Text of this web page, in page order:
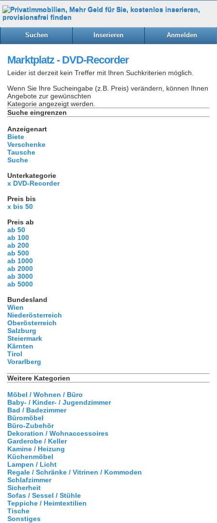
Suchen Inserieren Anmelden
Marktplatz - DVD-Recorder
Leider ist derzeit kein Treffer mit Ihren Suchkriterien möglich.
Wenn Sie Ihre Sucheingabe (z.B. Preis) verändern, können Ihnen
Angebote zur gewünschten
Kategorie angezeigt werden.
Suche eingrenzen
Anzeigenart
Biete
Verschenke
Tausche
Suche
Unterkategorie
x DVD-Recorder
Preis bis
x bis 50
Preis ab
ab 50
ab 100
ab 200
ab 500
ab 1000
ab 2000
ab 3000
ab 5000
Bundesland
Wien
Niederösterreich
Oberösterreich
Salzburg
Steiermark
Kärnten
Tirol
Vorarlberg
Weitere Kategorien
Möbel / Wohnen / Büro
Baby- / Kinder- / Jugendzimmer
Bad / Badezimmer
Büromöbel
Büro-Zubehör
Dekoration / Wohnaccessoires
Garderobe / Keller
Kamine / Heizung
Küchenmöbel
Lampen / Licht
Regale / Schränke / Vitrinen / Kommoden
Schlafzimmer
Sicherheit
Sofas / Sessel / Stühle
Teppiche / Heimtextilien
Tische
Sonstiges